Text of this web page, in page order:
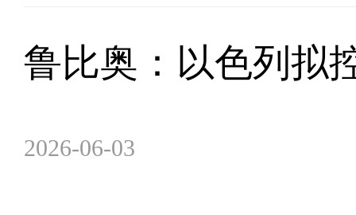
鲁比奥：以色列拟
2026-06-03